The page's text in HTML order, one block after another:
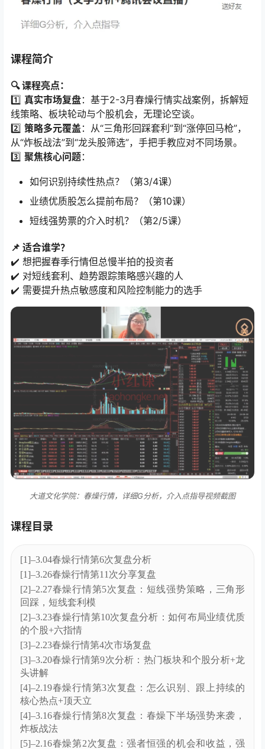
课程简介
🔍 课程亮点：​
1️⃣ ​ 真实市场复盘：基于2-3月春燥行情实战案例，拆解短
线策略、板块轮动与个股机会，无理论空谈。
2️⃣ ​ 策略多元覆盖 ：从“三角形回踩套利”到“涨停回马枪”，
从“炸板战法”到“龙头股筛选”，手把手教应对不同场景。
3️⃣ ​ 聚焦核心问题：
如何识别持续性热点？（第3/4课）
业绩优质股怎么提前布局？（第10课）
短线强势票的介入时机？（第2/5课）
📌 适合谁学？
✔️ 想把握春季行情但总慢半拍的投资者
✔️ 对短线套利、趋势跟踪策略感兴趣的人
✔️ 需要提升热点敏感度和风险控制能力的选手
大道文化学院：春燥行情，详细G分析，介入点指导视频截图
课程目录
[1]–3.04春燥行情第6次复盘分析
[1]–3.26春燥行情第11次分享复盘
[2]–2.27春燥行情第5次复盘：短线强势策略，三角形
回踩，短线套利模
[2]–3.23春燥行情第10次复盘分析：如何布局业绩优质
的个股+六指情
[3]–2.23春燥行情第4次市场复盘
[3]–3.20春燥行情第9次分析：热门板块和个股分析+龙
头讲解
[4]–2.19春燥行情第3次复盘：怎么识别、跟上持续的
核心热点+顶天立
[4]–3.16春燥行情第8次复盘：春燥下半场强势来袭，
炸板战法
[5]–2.16春燥第2次复盘：强者恒强的机会和收益，强